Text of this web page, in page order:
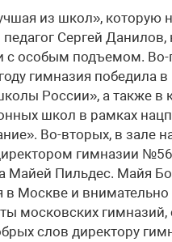
из школ», которую
педагог Сергей Данилов,
с особым подъемом. Во-
гимназия победила в
России», а также в
школ в рамках
Во-вторых, в зале
гимназии
Майей Пильдес. Майя
Москве и
московских гимназий,
слов директору